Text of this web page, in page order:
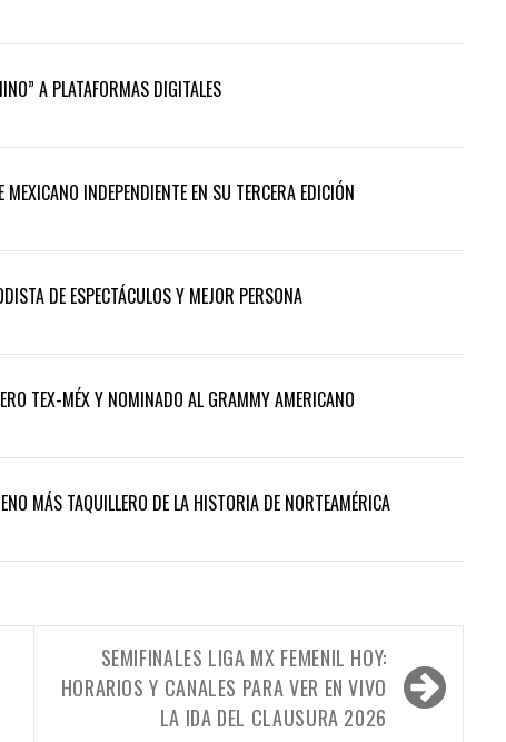
A PLATAFORMAS DIGITALES
INDEPENDIENTE EN SU TERCERA EDICIÓN
DE ESPECTÁCULOS Y MEJOR PERSONA
TEX-MÉX Y NOMINADO AL GRAMMY AMERICANO
MÁS TAQUILLERO DE LA HISTORIA DE NORTEAMÉRICA
SEMIFINALES LIGA MX FEMENIL HOY:
HORARIOS Y CANALES PARA VER EN VIVO
LA IDA DEL CLAUSURA 2026